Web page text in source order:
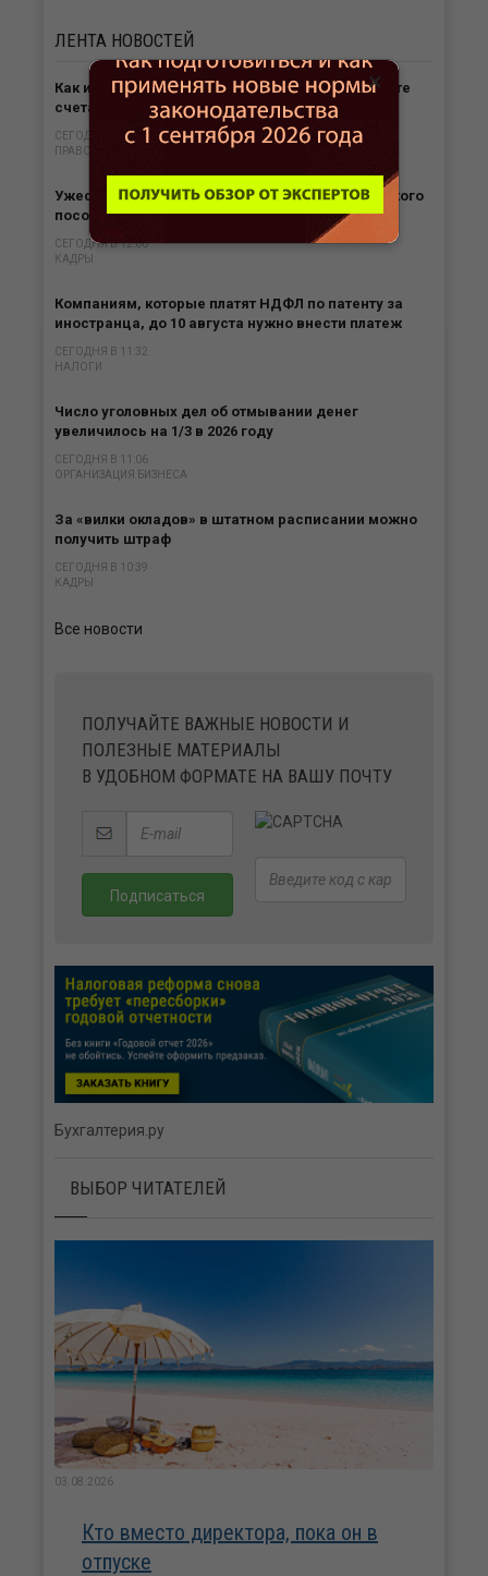
ЛЕНТА НОВОСТЕЙ
Как исполнить инкассовое поручение при аресте
счета?
СЕГОДНЯ В 12:36
ПРАВО
Ужесточен порядок оформления единого детского
пособия по месту пребывания
СЕГОДНЯ В 12:00
КАДРЫ
Компаниям, которые платят НДФЛ по патенту за
иностранца, до 10 августа нужно внести платеж
СЕГОДНЯ В 11:32
НАЛОГИ
Число уголовных дел об отмывании денег
увеличилось на 1/3 в 2026 году
СЕГОДНЯ В 11:06
ОРГАНИЗАЦИЯ БИЗНЕСА
За «вилки окладов» в штатном расписании можно
получить штраф
СЕГОДНЯ В 10:39
КАДРЫ
Все новости
ПОЛУЧАЙТЕ ВАЖНЫЕ НОВОСТИ И
ПОЛЕЗНЫЕ МАТЕРИАЛЫ
В УДОБНОМ ФОРМАТЕ НА ВАШУ ПОЧТУ
Бухгалтерия.ру
ВЫБОР ЧИТАТЕЛЕЙ
03.08.2026
Кто вместо директора, пока он в
отпуске
×